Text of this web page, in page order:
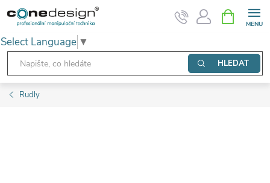
Přejít
obsah
Select Language ▼
HLEDAT
NÁKUPNÍ
KOŠÍK
Rudly